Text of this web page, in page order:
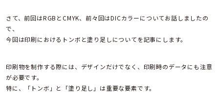
さて、前回はRGBとCMYK、前々回はDICカラーについてお話しましたの
で、
今回は印刷におけるトンボと塗り足しについてを記事にします。
印刷物を制作する際には、デザインだけでなく、印刷時のデータにも注意
が必要です。
特に、「トンボ」と「塗り足し」は重要な要素です。